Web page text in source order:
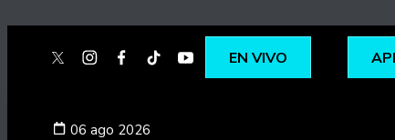
twitterinstagram
facebook
tiktokyoutubespotify
EN VIVO
06 ago 2026